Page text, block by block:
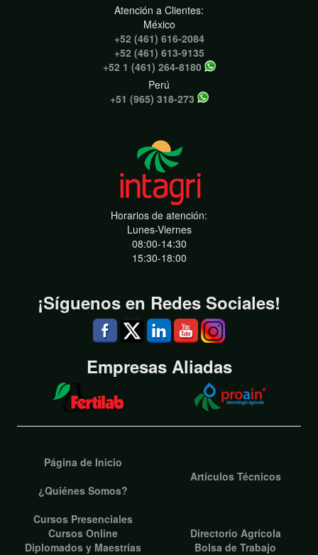
Atención a Clientes:
México
+52 (461) 616-2084
+52 (461) 613-9135
+52 1 (461) 264-8180
Perú
+51 (965) 318-273
Horarios de atención:
Lunes-Viernes
08:00-14:30
15:30-18:00
¡Síguenos en Redes Sociales!
Empresas Aliadas
Página de Inicio
¿Quiénes Somos?
Artículos Técnicos
Cursos Presenciales
Cursos Online
Diplomados y Maestrías
Directorio Agrícola
Bolsa de Trabajo